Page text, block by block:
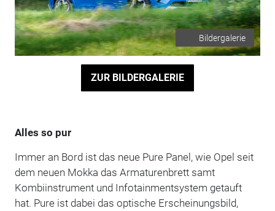
Bildergalerie
ZUR BILDERGALERIE
Alles so pur
Immer an Bord ist das neue Pure Panel, wie Opel seit
dem neuen Mokka das Armaturenbrett samt
Kombiinstrument und Infotainmentsystem getauft
hat. Pure ist dabei das optische Erscheinungsbild,